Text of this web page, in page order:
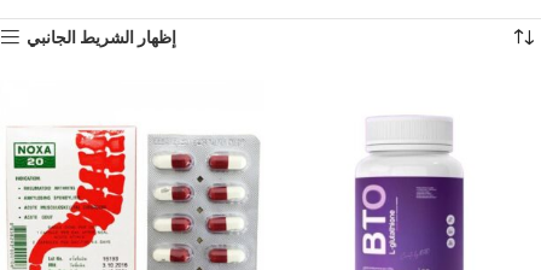
إظهار الشريط الجانبي